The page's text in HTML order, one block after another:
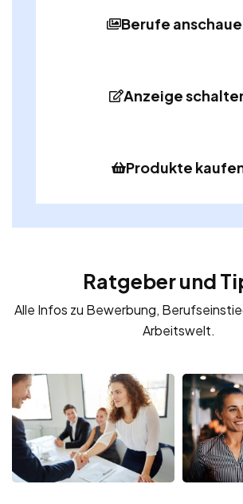
Berufe
Anzeige
Produkte
Ratgeber und
Alle Infos zu Bewerbung,
Arbeitswelt.